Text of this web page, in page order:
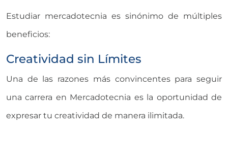
Estudiar mercadotecnia es sinónimo de múltiples
beneficios:
Creatividad sin Límites
Una de las razones más convincentes para seguir
una carrera en Mercadotecnia es la oportunidad de
expresar tu creatividad de manera ilimitada.